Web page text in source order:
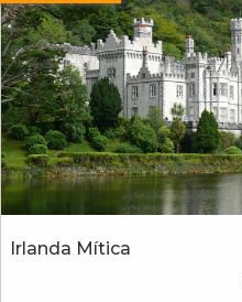
Irlanda Mítica